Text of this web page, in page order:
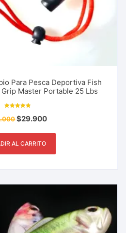
Para Pesca Deportiva Fish
Master Portable 25 Lbs
5.00
de 5
$29.900
AL CARRITO